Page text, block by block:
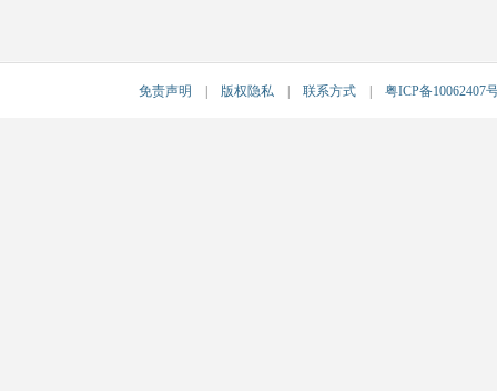
免责声明 版权隐私 联系方式 粤ICP备10062407